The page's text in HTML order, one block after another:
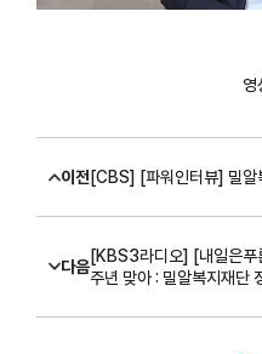
영
이전 [CBS] [파워인터뷰] 밀알
다음
[KBS3라디오] [내일은
주년 맞아 : 밀알복지재단